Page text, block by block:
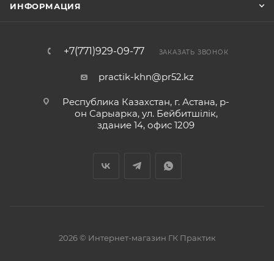
ИНФОРМАЦИЯ
+7(771)929-09-77 ЗАКАЗАТЬ ЗВОНОК
practik-khn@pr52.kz
Республика Казахстан, г. Астана, р-
он Сарыарка, ул. Бейбитшiлiк,
здание 14, офис 1209
2026 © Интернет-магазин ГК Практик